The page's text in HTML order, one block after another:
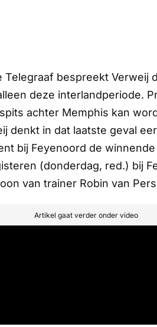
Telegraaf bespreekt Verweij
deze interlandperiode.
achter Memphis kan
denkt in dat laatste geval
bij Feyenoord de
(donderdag, red.) bij
van trainer Robin van
Artikel gaat verder onder video